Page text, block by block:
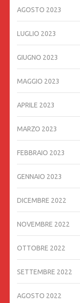
AGOSTO 2023
LUGLIO 2023
GIUGNO 2023
MAGGIO 2023
APRILE 2023
MARZO 2023
FEBBRAIO 2023
GENNAIO 2023
DICEMBRE 2022
NOVEMBRE 2022
OTTOBRE 2022
SETTEMBRE 2022
AGOSTO 2022